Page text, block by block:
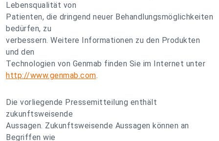
Lebensqualität von
Patienten, die dringend neuer Behandlungsmöglichkeiten
bedürfen, zu
verbessern. Weitere Informationen zu den Produkten
und den
Technologien von Genmab finden Sie im Internet unter
http://www.genmab.com.
Die vorliegende Pressemitteilung enthält
zukunftsweisende
Aussagen. Zukunftsweisende Aussagen können an
Begriffen wie